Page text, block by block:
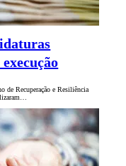
de Recuperação e Resiliência